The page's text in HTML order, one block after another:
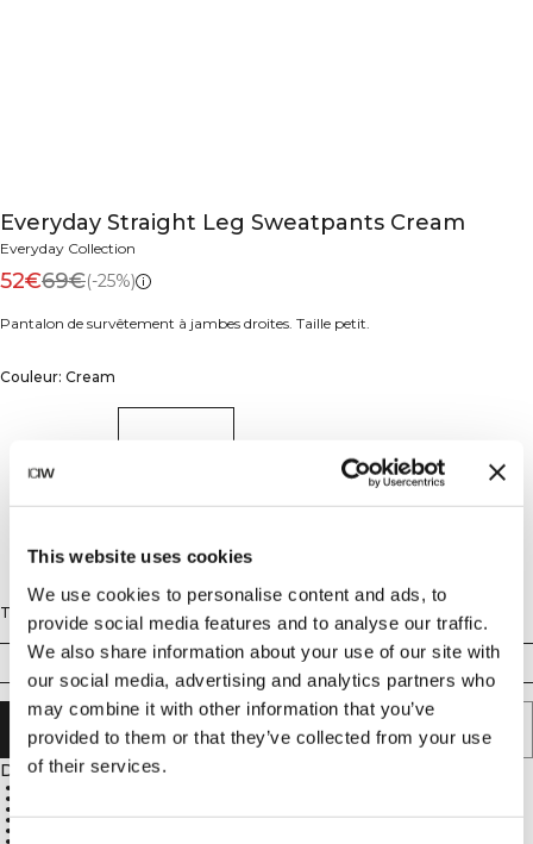
This website uses cookies
We use cookies to personalise content and ads, to
provide social media features and to analyse our traffic.
We also share information about your use of our site with
our social media, advertising and analytics partners who
may combine it with other information that you’ve
provided to them or that they’ve collected from your use
of their services.
Everyday Straight Leg Sweatpants Cream
Everyday Collection
52€69€(-25%)
Pantalon de survêtement à jambes droites. Taille petit.
Couleur: Cream
Taille
XS S M L XL XXL
AJOUTER AU PANIER
Description
Adjustable waist with elastic and cord